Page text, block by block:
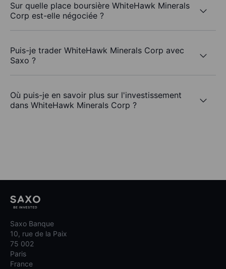
Sur quelle place boursière WhiteHawk Minerals
Corp est-elle négociée ?
Puis-je trader WhiteHawk Minerals Corp avec
Saxo ?
Où puis-je en savoir plus sur l'investissement
dans WhiteHawk Minerals Corp ?
Saxo Banque
10, rue de la Paix
75 002
Paris
France